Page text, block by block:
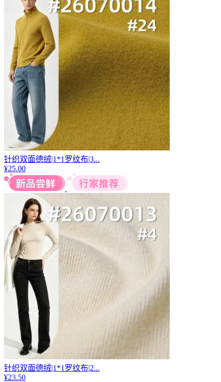
针织双面德绒|1*1罗纹布|3...
¥25.00
针织双面德绒|1*1罗纹布|2...
¥23.50